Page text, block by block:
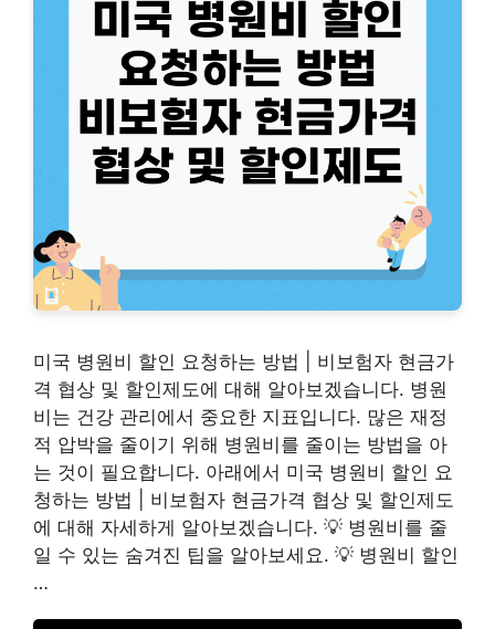
미국 병원비 할인 요청하는 방법 | 비보험자 현금가
격 협상 및 할인제도에 대해 알아보겠습니다. 병원
비는 건강 관리에서 중요한 지표입니다. 많은 재정
적 압박을 줄이기 위해 병원비를 줄이는 방법을 아
는 것이 필요합니다. 아래에서 미국 병원비 할인 요
청하는 방법 | 비보험자 현금가격 협상 및 할인제도
에 대해 자세하게 알아보겠습니다. 💡 병원비를 줄
일 수 있는 숨겨진 팁을 알아보세요. 💡 병원비 할인
…